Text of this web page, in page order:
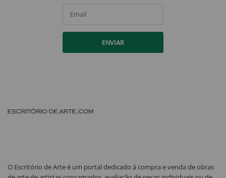
Email
ENVIAR
O Escritório de Arte é um portal dedicado à compra e venda de obras